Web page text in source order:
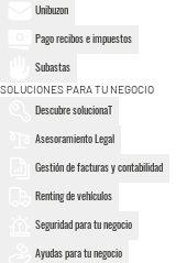
Unibuzon
Pago recibos e impuestos
Subastas
SOLUCIONES PARA TU NEGOCIO
Descubre solucionaT
Asesoramiento Legal
Gestión de facturas y contabilidad
Renting de vehículos
Seguridad para tu negocio
Ayudas para tu negocio